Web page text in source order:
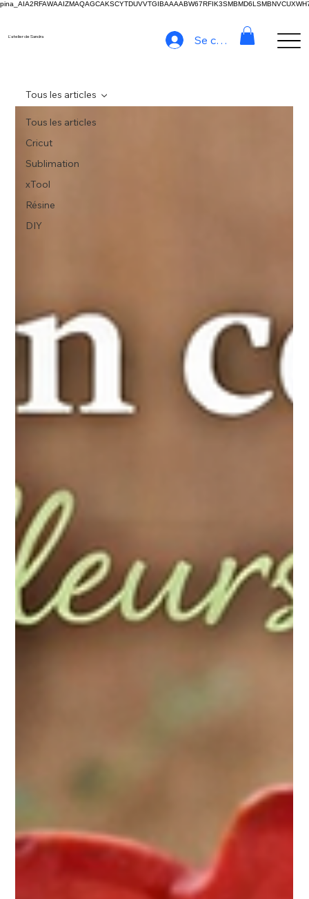
L'atelier de Sandra Se connecter
Tous les articles
Cricut
Sublimation
xTool
Résine
DIY
Tous les articles